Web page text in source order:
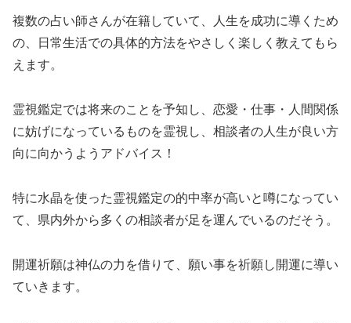
複数の占い師さんが在籍していて、人生を成功に導くため
の、日常生活での具体的方法をやさしく楽しく教えてもら
えます。
霊視鑑定では将来のことを予知し、恋愛・仕事・人間関係
に妨げになっているものを霊視し、相談者の人生が良い方
向に向かうようアドバイス！
特に水晶を使った霊視鑑定の的中率が高いと噂になってい
て、県内外から多くの相談者が足を運んでいるのだそう。
開運祈願は神仏の力を借りて、願い事を祈願し開運に導い
ていきます。